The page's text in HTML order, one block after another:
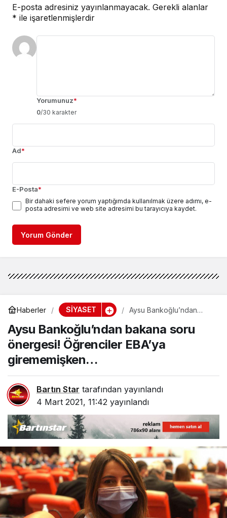
E-posta adresiniz yayınlanmayacak. Gerekli alanlar
* ile işaretlenmişlerdir
Yorumunuz*
0/30 karakter
Ad*
E-Posta*
Bir dahaki sefere yorum yaptığımda kullanılmak üzere adımı, e-
posta adresimi ve web site adresimi bu tarayıcıya kaydet.
Yorum Gönder
Haberler SİYASET
Aysu Bankoğlu’ndan
Öğrenciler EBA’ya
girememişken…
Aysu Bankoğlu’ndan bakana soru
önergesi! Öğrenciler EBA’ya
girememişken…
Bartın Star tarafından yayınlandı
4 Mart 2021, 11:42 yayınlandı